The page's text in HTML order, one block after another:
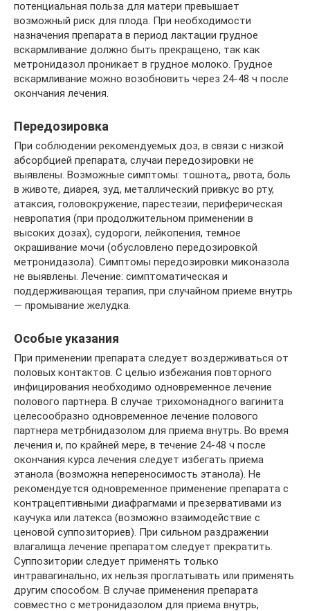
потенциальная польза для матери превышает
возможный риск для плода. При необходимости
назначения препарата в период лактации грудное
вскармливание должно быть прекращено, так как
метронидазол проникает в грудное молоко. Грудное
вскармливание можно возобновить через 24-48 ч после
окончания лечения.
Передозировка
При соблюдении рекомендуемых доз, в связи с низкой
абсорбцией препарата, случаи передозировки не
выявлены. Возможные симптомы: тошнота,, рвота, боль
в животе, диарея, зуд, металлический привкус во рту,
атаксия, головокружение, парестезии, периферическая
невропатия (при продолжительном применении в
высоких дозах), судороги, лейкопения, темное
окрашивание мочи (обусловлено передозировкой
метронидазола). Симптомы передозировки миконазола
не выявлены. Лечение: симптоматическая и
поддерживающая терапия, при случайном приеме внутрь
— промывание желудка.
Особые указания
При применении препарата следует воздерживаться от
половых контактов. С целью избежания повторного
инфицирования необходимо одновременное лечение
полового партнера. В случае трихомонадного вагинита
целесообразно одновременное лечение полового
партнера метрбнидазолом для приема внутрь. Во время
лечения и, по крайней мере, в течение 24-48 ч после
окончания курса лечения следует избегать приема
этанола (возможна непереносимость этанола). Не
рекомендуется одновременное применение препарата с
контрацептивными диафрагмами и презервативами из
каучука или латекса (возможно взаимодействие с
ценовой суппозиториев). При сильном раздражении
влагалища лечение препаратом следует прекратить.
Суппозитории следует применять только
интравагинально, их нельзя проглатывать или применять
другим способом. В случае применения препарата
совместно с метронидазолом для приема внутрь,